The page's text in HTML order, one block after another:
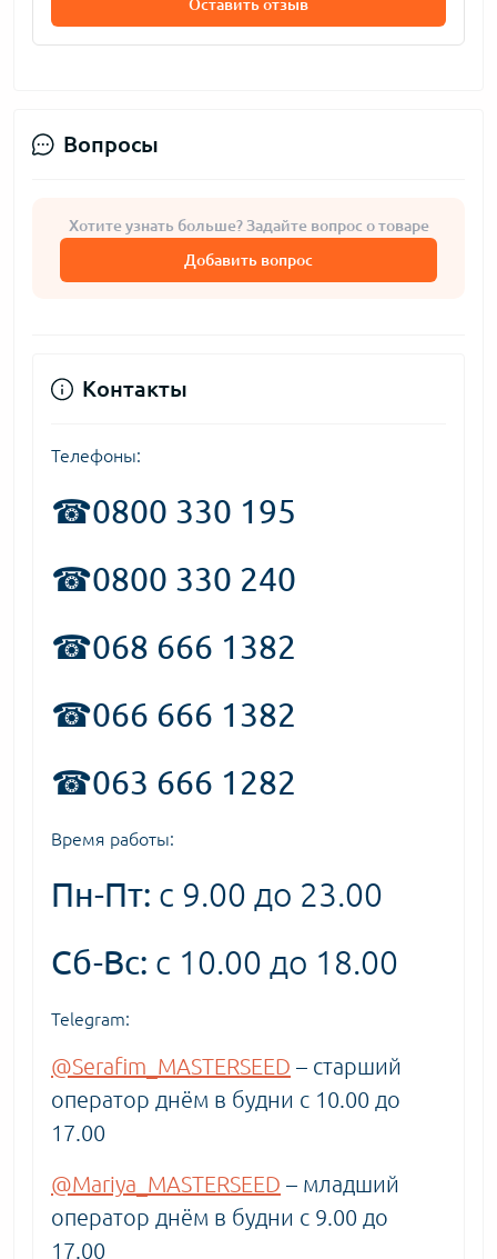
Оставить отзыв
Вопросы
Хотите узнать больше? Задайте вопрос о товаре
Добавить вопрос
Контакты
Телефоны:
☎0800 330 195
☎0800 330 240
☎068 666 1382
☎066 666 1382
☎063 666 1282
Время работы:
Пн-Пт: с 9.00 до 23.00
Сб-Вс: с 10.00 до 18.00
Telegram:
@Serafim_MASTERSEED – старший
оператор днём в будни с 10.00 до
17.00
@Mariya_MASTERSEED – младший
оператор днём в будни с 9.00 до
17.00